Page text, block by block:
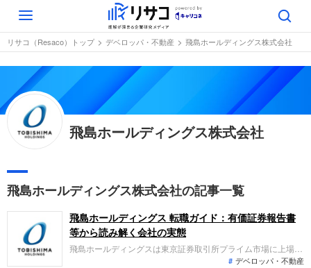
Toggle
navigation
リサコ（Resaco）トップ デベロッパ・不動産 飛島ホールディングス株式会社
飛島ホールディングス株式会社
飛島ホールディングス株式会社の記事一覧
飛島ホールディングス 転職ガイド：有価証券報告書
等から読み解く会社の実態
飛島ホールディングスは東京証券取引所プライム市場に上場
し、土木事業および建築事業を主力とする総合建設業をはじ
デベロッパ・不動産